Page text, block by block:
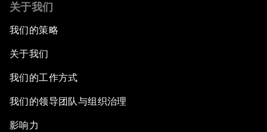
关于我们
我们的策略
关于我们
我们的工作方式
我们的领导团队与组织治理
影响力